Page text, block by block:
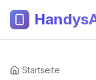
Startseite